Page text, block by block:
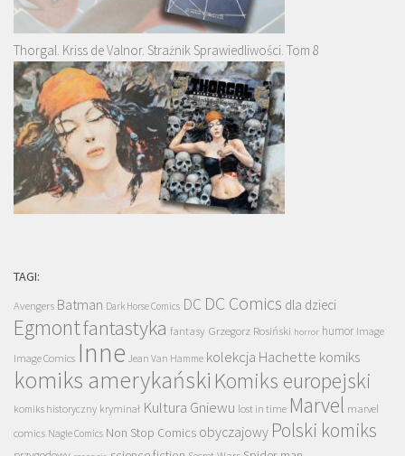
Thorgal. Kriss de Valnor. Strażnik Sprawiedliwości. Tom 8
TAGI:
Avengers Batman Dark Horse Comics DC DC Comics dla dzieci
Egmontfantastyka fantasy Grzegorz Rosiński horror humor Image
Image Comics Inne Jean Van Hamme kolekcja Hachette komiks
komiks amerykański Komiks europejski
komiks historyczny kryminał Kultura Gniewu lost in time Marvel marvel
comics Nagle Comics Non Stop Comics obyczajowy Polski komiks